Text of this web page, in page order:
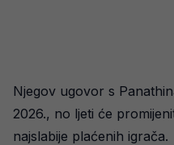
Njegov ugovor s
2026., no ljeti će
najslabije plaćenih igrača.